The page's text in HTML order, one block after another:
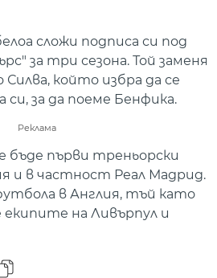
сложи подписа си под
за три сезона. Той заменя
който избра да се
си, за да поеме Бенфика.
Реклама
бъде първи треньорски
и в частност Реал Мадрид.
в Англия, тъй като
на Ливърпул и